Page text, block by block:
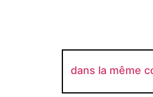
dans la même